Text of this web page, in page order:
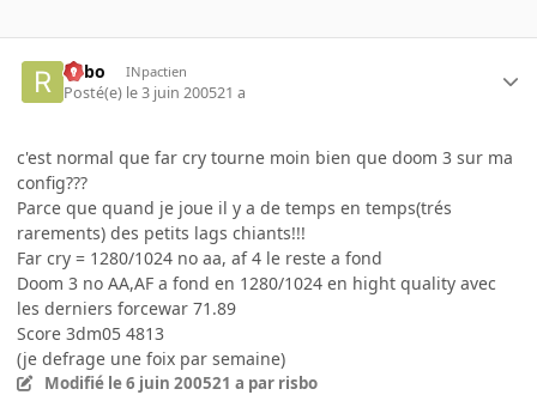
risbo INpactien
Posté(e) le 3 juin 200521 a
c'est normal que far cry tourne moin bien que doom 3 sur ma
config???
Parce que quand je joue il y a de temps en temps(trés
rarements) des petits lags chiants!!!
Far cry = 1280/1024 no aa, af 4 le reste a fond
Doom 3 no AA,AF a fond en 1280/1024 en hight quality avec
les derniers forcewar 71.89
Score 3dm05 4813
(je defrage une foix par semaine)
Modifié le 6 juin 200521 a par risbo